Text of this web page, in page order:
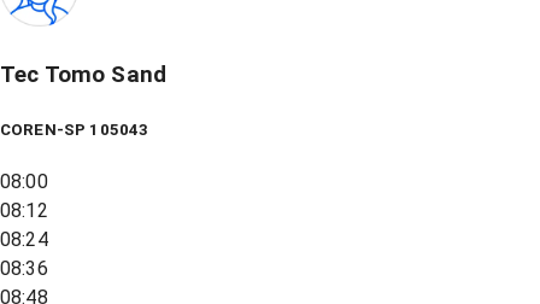
Tec Tomo Sand
COREN-SP 105043
08:00
08:12
08:24
08:36
08:48